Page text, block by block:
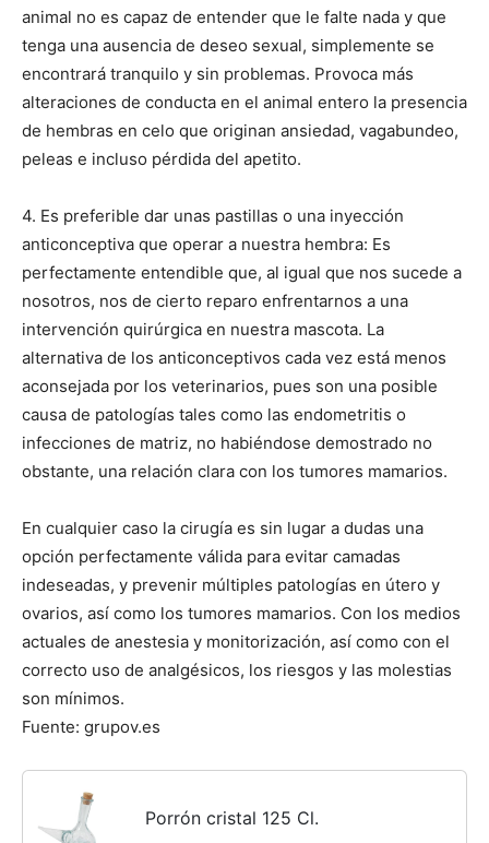
animal no es capaz de entender que le falte nada y que
tenga una ausencia de deseo sexual, simplemente se
encontrará tranquilo y sin problemas. Provoca más
alteraciones de conducta en el animal entero la presencia
de hembras en celo que originan ansiedad, vagabundeo,
peleas e incluso pérdida del apetito.
4. Es preferible dar unas pastillas o una inyección
anticonceptiva que operar a nuestra hembra: Es
perfectamente entendible que, al igual que nos sucede a
nosotros, nos de cierto reparo enfrentarnos a una
intervención quirúrgica en nuestra mascota. La
alternativa de los anticonceptivos cada vez está menos
aconsejada por los veterinarios, pues son una posible
causa de patologías tales como las endometritis o
infecciones de matriz, no habiéndose demostrado no
obstante, una relación clara con los tumores mamarios.
En cualquier caso la cirugía es sin lugar a dudas una
opción perfectamente válida para evitar camadas
indeseadas, y prevenir múltiples patologías en útero y
ovarios, así como los tumores mamarios. Con los medios
actuales de anestesia y monitorización, así como con el
correcto uso de analgésicos, los riesgos y las molestias
son mínimos.
Fuente: grupov.es
Porrón cristal 125 Cl.